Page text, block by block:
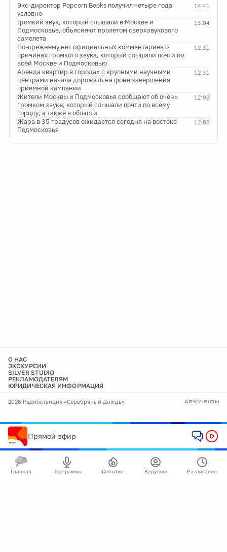
14:41
Экс-директор Popcorn Books получил четыре года
условно
13:04
Громкий звук, который слышали в Москве и
Подмосковье, объясняют пролетом сверхзвукового
самолета
12:31
По-прежнему нет официальных комментариев о
причинах громкого звука, который слышали почти по
всей Москве и Подмосковью
12:31
Аренда квартир в городах с крупными научными
центрами начала дорожать на фоне завершения
приемной кампании
12:08
Жители Москвы и Подмосковья сообщают об очень
громком звуке, который слышали почти по всему
городу, а также в области
12:08
Жара в 35 градусов ожидается сегодня на востоке
Подмосковья
О НАС
ЭКСКУРСИИ
SILVER STUDIO
РЕКЛАМОДАТЕЛЯМ
ЮРИДИЧЕСКАЯ ИНФОРМАЦИЯ
2026 Радиостанция «Серебряный Дождь»
Прямой эфир
Главная Программы События Ведущие Расписание